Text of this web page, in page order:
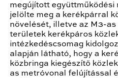
megújított együttműködési
jelölte meg a kerékpárral
növelését, illetve az M3-
területek kerékpáros
intézkedéscsomag
alapján látható, hogy a
közbringa kiegészítő
as metróvonal felújítással